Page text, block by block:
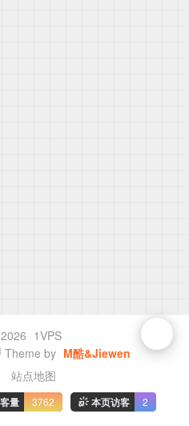
1VPS
Theme by M酷&Jiewen
站点地图
量 3762 本页访客 2